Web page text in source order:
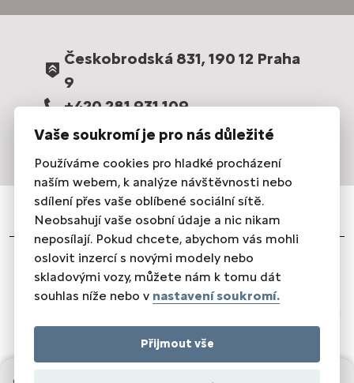
Českobrodská 831, 190 12 Praha
9
+420 281 931 109
prodej@intensys.cz
Právní informace |Ochrana osobních údajů
cookies|Energetické štítky pneumatik
management GROWITO
Vaše soukromí je pro nás důležité
Používáme cookies pro hladké procházení
naším webem, k analýze návštěvnosti nebo
sdílení přes vaše oblíbené sociální sítě.
Neobsahují vaše osobní údaje a nic nikam
neposílají. Pokud chcete, abychom vás mohli
oslovit inzercí s novými modely nebo
skladovými vozy, můžete nám k tomu dát
souhlas níže nebo v nastavení soukromí.
Přijmout vše